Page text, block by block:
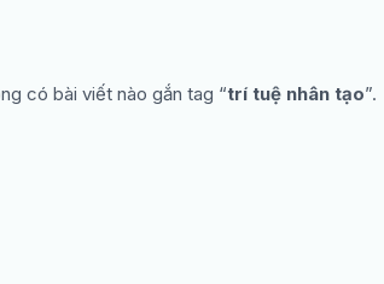
có bài viết nào gắn tag “trí tuệ nhân tạo”.